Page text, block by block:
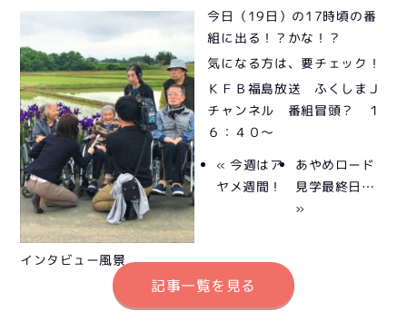
インタビュー風景
今日（19日）の17時頃の番
組に出る！？かな！？
気になる方は、要チェック！
ＫＦＢ福島放送 ふくしまＪ
チャンネル 番組冒頭？ １
６：４０～
« 今週はア
ヤメ週間！
あやめロード
見学最終日…
»
記事一覧を見る